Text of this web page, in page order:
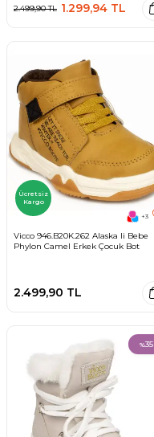
2.499,90TL 1.299,94 TL
Ücretsiz
Kargo
+3
Vicco 946.B20K.262 Alaska Ii Bebe
Phylon Camel Erkek Çocuk Bot
2.499,90 TL
%35